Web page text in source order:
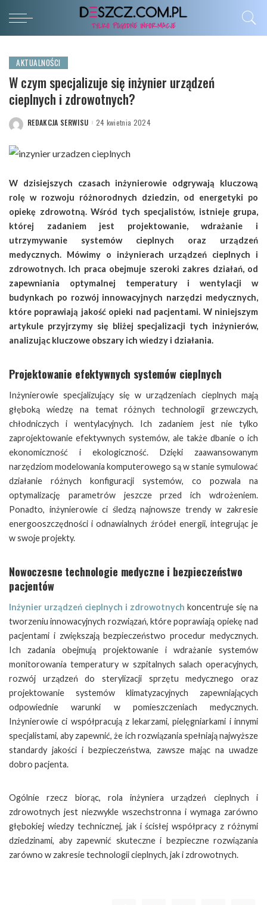
AKTUALNOŚCI
W czym specjalizuje się inżynier urządzeń
cieplnych i zdrowotnych?
POSTED
REDAKCJA SERWISU 24 kwietnia 2024
W dzisiejszych czasach inżynierowie odgrywają kluczową
rolę w rozwoju różnorodnych dziedzin, od energetyki po
opiekę zdrowotną. Wśród tych specjalistów, istnieje grupa,
której zadaniem jest projektowanie, wdrażanie i
utrzymywanie systemów cieplnych oraz urządzeń
medycznych. Mówimy o inżynierach urządzeń cieplnych i
zdrowotnych. Ich praca obejmuje szeroki zakres działań, od
zapewniania optymalnej temperatury i wentylacji w
budynkach po rozwój innowacyjnych narzędzi medycznych,
które poprawiają jakość opieki nad pacjentami. W niniejszym
artykule przyjrzymy się bliżej specjalizacji tych inżynierów,
analizując kluczowe obszary ich wiedzy i działania.
Projektowanie efektywnych systemów cieplnych
Inżynierowie specjalizujący się w urządzeniach cieplnych mają
głęboką wiedzę na temat różnych technologii grzewczych,
chłodniczych i wentylacyjnych. Ich zadaniem jest nie tylko
zaprojektowanie efektywnych systemów, ale także dbanie o ich
ekonomiczność i ekologiczność. Dzięki zaawansowanym
narzędziom modelowania komputerowego są w stanie symulować
działanie różnych konfiguracji systemów, co pozwala na
optymalizację parametrów jeszcze przed ich wdrożeniem.
Ponadto, inżynierowie ci śledzą najnowsze trendy w zakresie
energooszczędności i odnawialnych źródeł energii, integrując je
w swoje projekty.
Nowoczesne technologie medyczne i bezpieczeństwo
pacjentów
Inżynier urządzeń cieplnych i zdrowotnych koncentruje się na
tworzeniu innowacyjnych rozwiązań, które poprawiają opiekę nad
pacjentami i zwiększają bezpieczeństwo procedur medycznych.
Ich zadania obejmują projektowanie i wdrażanie systemów
monitorowania temperatury w szpitalnych salach operacyjnych,
rozwój urządzeń do sterylizacji sprzętu medycznego oraz
projektowanie systemów klimatyzacyjnych zapewniających
odpowiednie warunki w pomieszczeniach medycznych.
Inżynierowie ci współpracują z lekarzami, pielęgniarkami i innymi
specjalistami, aby zapewnić, że ich rozwiązania spełniają najwyższe
standardy jakości i bezpieczeństwa, zawsze mając na uwadze
dobro pacjenta.
Ogólnie rzecz biorąc, rola inżyniera urządzeń cieplnych i
zdrowotnych jest niezwykle wszechstronna i wymaga zarówno
głębokiej wiedzy technicznej, jak i ścisłej współpracy z różnymi
dziedzinami, aby zapewnić skuteczne i bezpieczne rozwiązania
zarówno w zakresie technologii cieplnych, jak i zdrowotnych.